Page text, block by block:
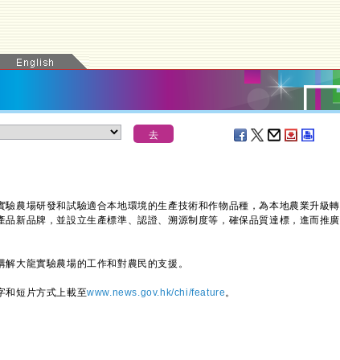
農場研發和試驗適合本地環境的生產技術和作物品種，為本地農業升級轉
新品牌，並設立生產標準、認證、溯源制度等，確保品質達標，進而推廣
大龍實驗農場的工作和對農民的支援。
短片方式上載至www.news.gov.hk/chi/feature。